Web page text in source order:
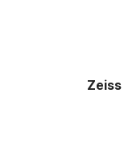
Zeiss